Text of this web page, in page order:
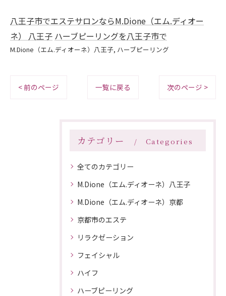
八王子市でエステサロンならM.Dione（エム.ディオー
ネ） 八王子 ハーブピーリングを八王子市で
M.Dione（エム.ディオーネ）八王子 ハーブピーリング
< 前のページ 一覧に戻る 次のページ >
カテゴリー Categories
全てのカテゴリー
M.Dione（エム.ディオーネ）八王子
M.Dione（エム.ディオーネ）京都
京都市のエステ
リラクゼーション
フェイシャル
ハイフ
ハーブピーリング